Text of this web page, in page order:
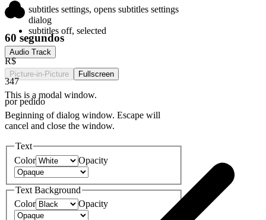
subtitles settings, opens subtitles settings
dialog
subtitles off, selected
Audio Track
Picture-in-Picture Fullscreen
This is a modal window.
Beginning of dialog window. Escape will
cancel and close the window.
Text
Color
Opacity
Text Background
Color
Opacity
60 segundos
R$
347
por pedido